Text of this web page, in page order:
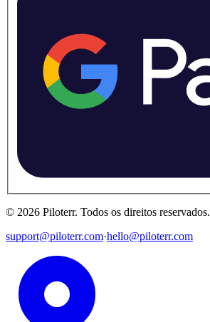
© 2026 Piloterr. Todos os direitos reservados.
support@piloterr.com·hello@piloterr.com